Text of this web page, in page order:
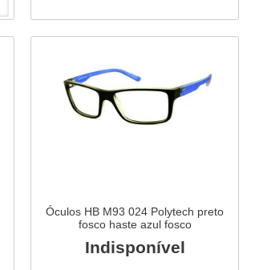
Óculos HB M93 024 Polytech preto
fosco haste azul fosco
Indisponível